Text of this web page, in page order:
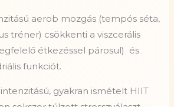
aerob mozgás (tempós séta,
tréner) csökkenti a viszcerális
étkezéssel párosul) és
funkciót.
gyakran ismételt HIIT